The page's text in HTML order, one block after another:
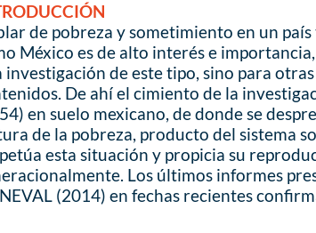
de pobreza y sometimiento en un
México es de alto interés e
investigación de este tipo, sino para
De ahí el cimiento de la
en suelo mexicano, de donde se
de la pobreza, producto del sistema
esta situación y propicia su
Los últimos informes
(2014) en fechas recientes